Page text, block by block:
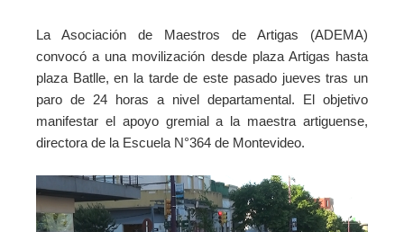
La Asociación de Maestros de Artigas (ADEMA)
convocó a una movilización desde plaza Artigas hasta
plaza Batlle, en la tarde de este pasado jueves tras un
paro de 24 horas a nivel departamental. El objetivo
manifestar el apoyo gremial a la maestra artiguense,
directora de la Escuela N°364 de Montevideo.